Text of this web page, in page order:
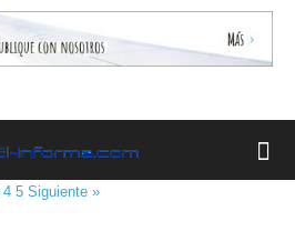
4 5 Siguiente »